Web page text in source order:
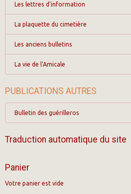
Les lettres d'information
La plaquette du cimetière
Les anciens bulletins
La vie de l'Amicale
PUBLICATIONS AUTRES
Bulletin des guérilleros
Traduction automatique du site
Panier
Votre panier est vide